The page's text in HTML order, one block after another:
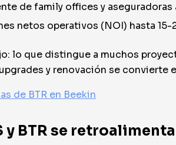
de family offices y
netos operativos (NOI) hasta
lo que distingue a muchos
y renovación se convierte
de BTR en Beekin
y BTR se